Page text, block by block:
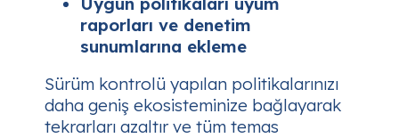
raporları ve denetim
sunumlarına ekleme
Sürüm kontrolü yapılan politikalarınızı
daha geniş ekosisteminize bağlayarak
tekrarları azaltır ve tüm temas